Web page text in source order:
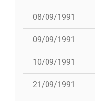
08/09/1991
09/09/1991
10/09/1991
21/09/1991